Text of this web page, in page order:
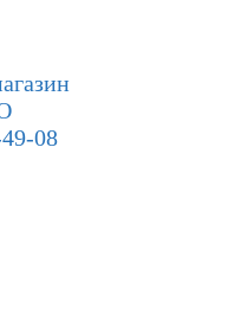
08